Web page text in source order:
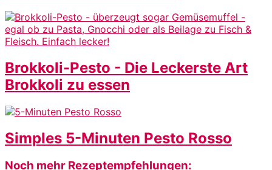
Brokkoli-Pesto - Die Leckerste Art
Brokkoli zu essen
Simples 5-Minuten Pesto Rosso
Noch mehr Rezeptempfehlungen: